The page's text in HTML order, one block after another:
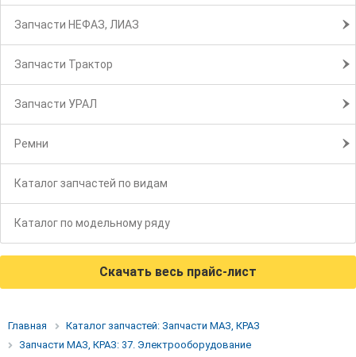
Запчасти НЕФАЗ, ЛИАЗ
Запчасти Трактор
Запчасти УРАЛ
Ремни
Каталог запчастей по видам
Каталог по модельному ряду
Скачать весь прайс-лист
Главная
Каталог запчастей: Запчасти МАЗ, КРАЗ
Запчасти МАЗ, КРАЗ: 37. Электрооборудование